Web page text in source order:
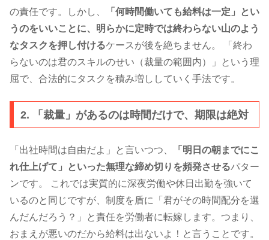
の責任です。しかし、
「何時間働いても給料は一定」とい
うのをいいことに、明らかに定時では終わらない山のよう
なタスクを押し付けるケースが後を絶ちません。 「終わ
らないのは君のスキルのせい（裁量の範囲内）」という理
屈で、合法的にタスクを積み増ししていく手法です。
2. 「裁量」があるのは時間だけで、期限は絶対
「出社時間は自由だよ」と言いつつ、
「明日の朝までにこ
れ仕上げて」といった無理な締め切りを頻発させるパター
ンです。 これでは実質的に深夜労働や休日出勤を強いて
いるのと同じですが、制度を盾に「君がその時間配分を選
んだんだろう？」と責任を労働者に転嫁します。つまり、
おまえが悪いのだから給料は出ないよ！と言うことです。